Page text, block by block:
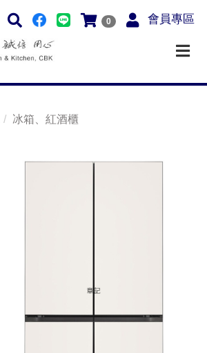
0 會員專區
冰箱、紅酒櫃